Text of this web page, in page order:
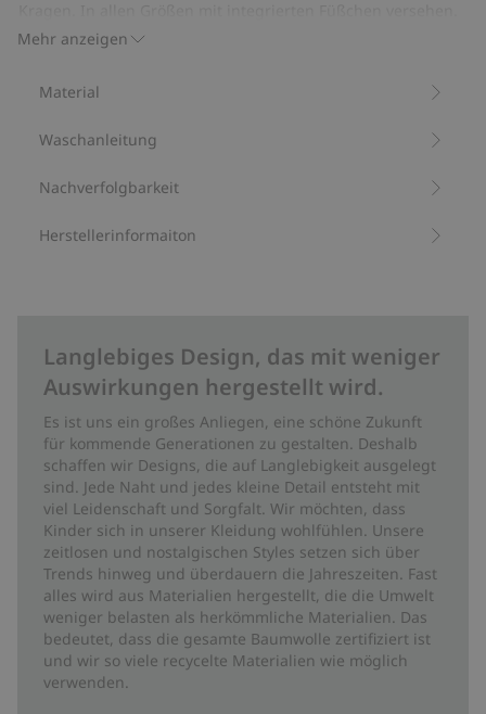
Mehr anzeigen
Artikelnummer : 377358
Material
Waschanleitung
Nachverfolgbarkeit
Herstellerinformaiton
Langlebiges Design, das mit weniger
Auswirkungen hergestellt wird.
Es ist uns ein großes Anliegen, eine schöne Zukunft
für kommende Generationen zu gestalten. Deshalb
schaffen wir Designs, die auf Langlebigkeit ausgelegt
sind. Jede Naht und jedes kleine Detail entsteht mit
viel Leidenschaft und Sorgfalt. Wir möchten, dass
Kinder sich in unserer Kleidung wohlfühlen. Unsere
zeitlosen und nostalgischen Styles setzen sich über
Trends hinweg und überdauern die Jahreszeiten. Fast
alles wird aus Materialien hergestellt, die die Umwelt
weniger belasten als herkömmliche Materialien. Das
bedeutet, dass die gesamte Baumwolle zertifiziert ist
und wir so viele recycelte Materialien wie möglich
verwenden.